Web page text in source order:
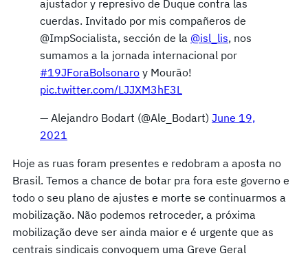
ajustador y represivo de Duque contra las
cuerdas. Invitado por mis compañeros de
@ImpSocialista, sección de la @isl_lis, nos
sumamos a la jornada internacional por
#19JForaBolsonaro y Mourāo!
pic.twitter.com/LJJXM3hE3L
— Alejandro Bodart (@Ale_Bodart) June 19,
2021
Hoje as ruas foram presentes e redobram a aposta no
Brasil. Temos a chance de botar pra fora este governo e
todo o seu plano de ajustes e morte se continuarmos a
mobilização. Não podemos retroceder, a próxima
mobilização deve ser ainda maior e é urgente que as
centrais sindicais convoquem uma Greve Geral